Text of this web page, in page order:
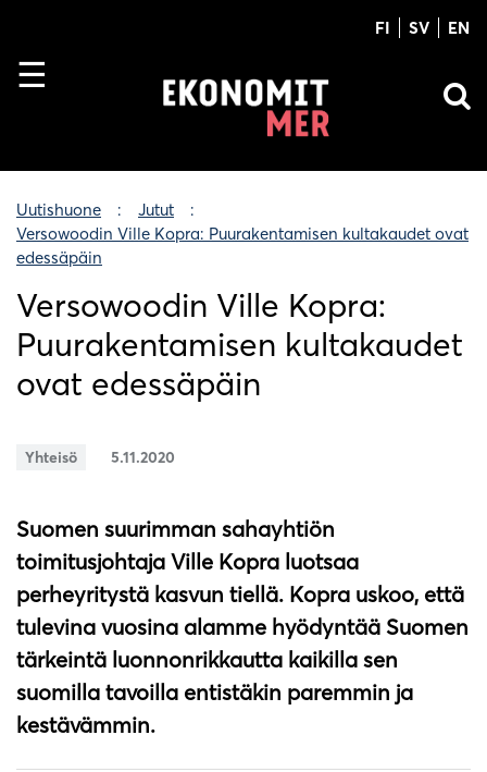
FI SV EN
Uutishuone
Jutut
Versowoodin Ville Kopra: Puurakentamisen kultakaudet ovat
edessäpäin
Versowoodin Ville Kopra:
Puurakentamisen kultakaudet
ovat edessäpäin
Yhteisö 5.11.2020
Suomen suurimman sahayhtiön
toimitusjohtaja Ville Kopra luotsaa
perheyritystä kasvun tiellä. Kopra uskoo, että
tulevina vuosina alamme hyödyntää Suomen
tärkeintä luonnonrikkautta kaikilla sen
suomilla tavoilla entistäkin paremmin ja
kestävämmin.